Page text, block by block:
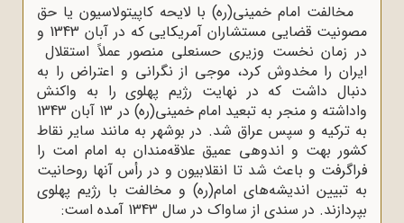
مخالفت امام خمینی(ره) با لایحه کاپیتولاسیون یا حق
مصونیت قضایی مستشاران آمریکایی که در آبان 1343 و
در زمان نخست وزیری حسنعلی منصور عملاً استقلال
ایران را مخدوش کرد، موجی از نگرانی و اعتراض را به
دنبال داشت که در نهایت رژیم پهلوی را به واکنش
واداشته و منجر به تبعید امام خمینی(ره) در 13 آبان 1343
به ترکیه و سپس عراق شد. در بوشهر به مانند سایر نقاط
کشور بهت و اندوهی عمیق علاقه‌مندان به امام امت را
فراگرفت و باعث شد تا انقلابیون و در رأس آنها روحانیت
به تبیین اندیشه‌های امام(ره) و مخالفت با رژیم پهلوی
بپردازند. در سندی از ساواک در سال 1343 آمده است: